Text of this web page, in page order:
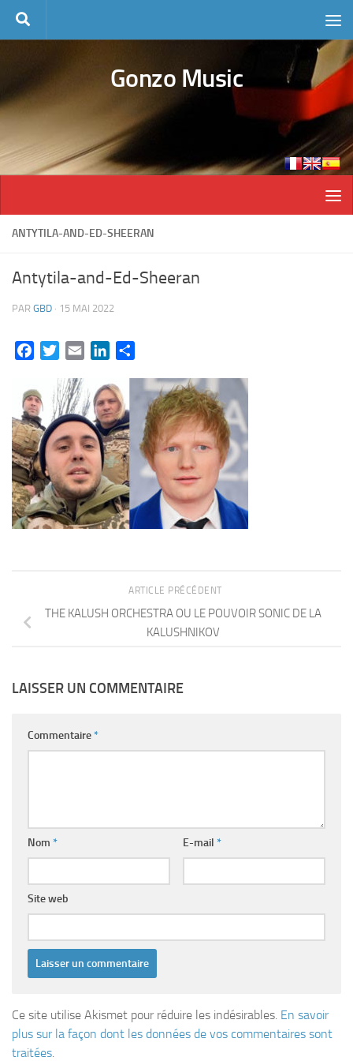
Skip to content
Gonzo Music
ANTYTILA-AND-ED-SHEERAN
Antytila-and-Ed-Sheeran
PAR GBD · 15 MAI 2022
FacebookTwitterEmail LinkedIn
ARTICLE PRÉCÉDENT
THE KALUSH ORCHESTRA OU LE POUVOIR SONIC DE LA
KALUSHNIKOV
LAISSER UN COMMENTAIRE
Commentaire*
Nom * E-mail *
Site web
Ce site utilise Akismet pour réduire les indésirables. En savoir
plus sur la façon dont les données de vos commentaires sont
traitées